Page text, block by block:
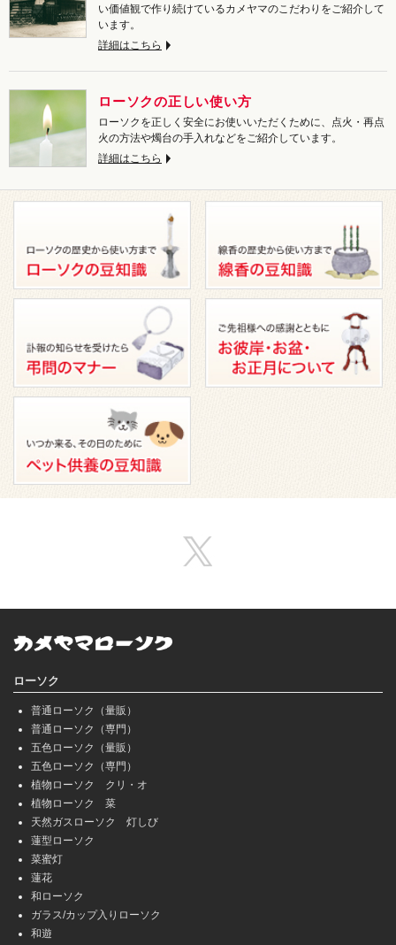
い価値観で作り続けているカメヤマのこだわりをご紹介して
います。
詳細はこちら
ローソクの正しい使い方
ローソクを正しく安全にお使いいただくために、点火・再点
火の方法や燭台の手入れなどをご紹介しています。
詳細はこちら
ローソク
普通ローソク（量販）
普通ローソク（専門）
五色ローソク（量販）
五色ローソク（専門）
植物ローソク クリ・オ
植物ローソク 菜
天然ガスローソク 灯しび
蓮型ローソク
菜蜜灯
蓮花
和ローソク
ガラス/カップ入りローソク
和遊